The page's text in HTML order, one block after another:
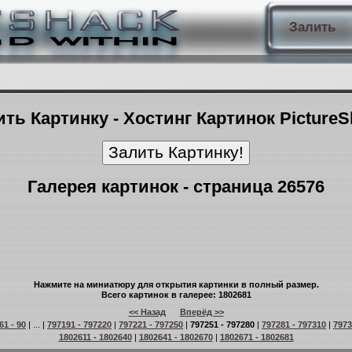
Залить
Картинку - Хостинг Картинок
Галерея картинок - страница 26576
Нажмите на миниатюру для открытия картинки в полный размер.
Всего картинок в галерее: 1802681
<< Назад
Вперёд >>
61 - 90 | ... | 797191 - 797220 | 797221 - 797250 | 797251 - 797280 | 797281 - 797310 |
1802611 - 1802640| 1802641 - 1802670| 1802671 - 1802681